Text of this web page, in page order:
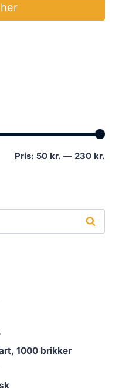
Pris: 50 kr. — 230 kr.
Søg
119.00 kr..
aktuelle
1000 brikker
aktuelle